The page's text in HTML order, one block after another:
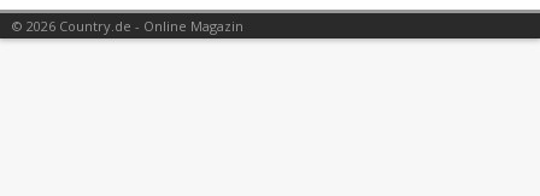
© 2026 Country.de - Online Magazin